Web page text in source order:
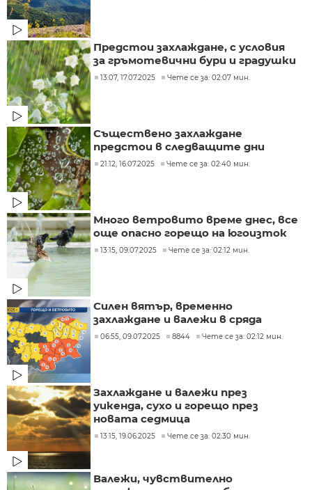
Предстои захлаждане, с условия
за гръмотевични бури и градушки
13:07, 17.07.2025 Чете се за: 02:07 мин.
Съществено захлаждане
предстои в следващите дни
21:12, 16.07.2025 Чете се за: 02:40 мин.
Много ветровито време днес, все
още опасно горещо на югоизток
13:15, 09.07.2025 Чете се за: 02:12 мин.
Силен вятър, временно
захлаждане и валежи в сряда
06:55, 09.07.2025 8844 Чете се за: 02:12 мин.
Захлаждане и валежи през
уикенда, сухо и горещо през
новата седмица
13:15, 19.06.2025 Чете се за: 02:30 мин.
Валежи, чувствително